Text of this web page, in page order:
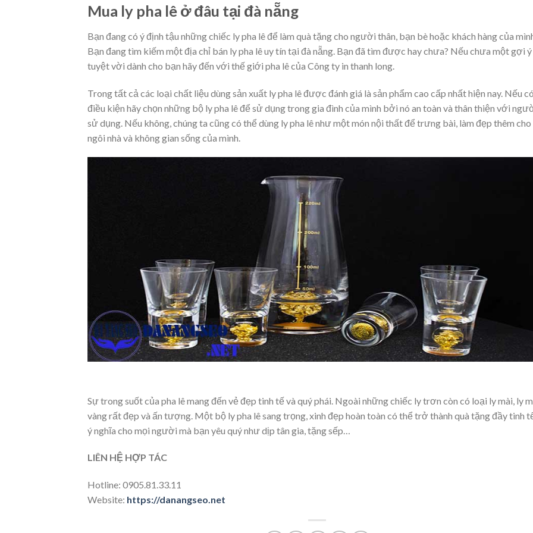
Mua ly pha lê ở đâu tại đà nẵng
Bạn đang có ý định tậu những chiếc ly pha lê để làm quà tặng cho người thân, bạn bè hoặc khách hàng của
Bạn đang tìm kiếm một địa chỉ bán ly pha lê uy tín tại đà nẵng. Bạn đã tìm được hay chưa? Nếu chưa một gợi ý
tuyệt vời dành cho bạn hãy đến với thế giới pha lê của Công ty in thanh long.
Trong tất cả các loại chất liệu dùng sản xuất ly pha lê được đánh giá là sản phẩm cao cấp nhất hiện nay. Nếu có
điều kiện hãy chọn những bộ ly pha lê để sử dụng trong gia đình của mình bởi nó an toàn và thân thiện với
sử dụng. Nếu không, chúng ta cũng có thể dùng ly pha lê như một món nội thất để trưng bài, làm đẹp thêm cho
ngôi nhà và không gian sống của mình.
Sự trong suốt của pha lê mang đến vẻ đẹp tinh tế và quý phái. Ngoài những chiếc ly trơn còn có loại ly mài, ly
vàng rất đẹp và ấn tượng. Một bộ ly pha lê sang trọng, xinh đẹp hoàn toàn có thể trở thành quà tặng đầy tinh
ý nghĩa cho mọi người mà bạn yêu quý như dịp tân gia, tặng sếp…
LIÊN HỆ HỢP TÁC
Hotline: 0905.81.33.11
Website: https://danangseo.net